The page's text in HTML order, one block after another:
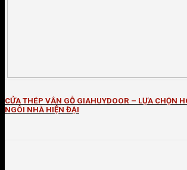
CỬA THÉP VÂN GỖ GIAHUYDOOR – LỰA CHỌN
NGÔI NHÀ HIỆN ĐẠI